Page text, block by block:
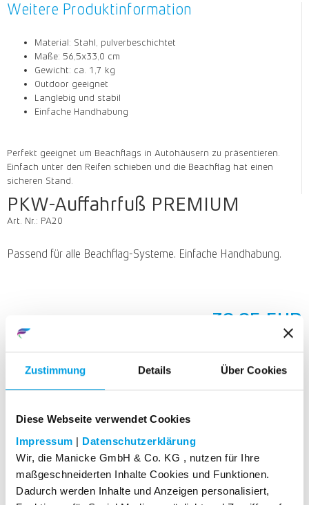
Zustimmung Details Über Cookies
Diese Webseite verwendet Cookies
Impressum | Datenschutzerklärung
Wir, die Manicke GmbH & Co. KG , nutzen für Ihre
maßgeschneiderten Inhalte Cookies und Funktionen.
Dadurch werden Inhalte und Anzeigen personalisiert,
Weitere Produktinformation
Material: Stahl, pulverbeschichtet
Maße: 56,5x33,0 cm
Gewicht: ca. 1,7 kg
Outdoor geeignet
Langlebig und stabil
Einfache Handhabung
Perfekt geeignet um Beachflags in Autohäusern zu präsentieren.
Einfach unter den Reifen schieben und die Beachflag hat einen
sicheren Stand.
PKW-Auffahrfuß PREMIUM
Art. Nr.: PA20
Passend für alle Beachflag-Systeme. Einfache Handhabung.
39,95 EUR
* zzgl. Versandkosten
In den Warenkorb
Andere Kunden kauften auch